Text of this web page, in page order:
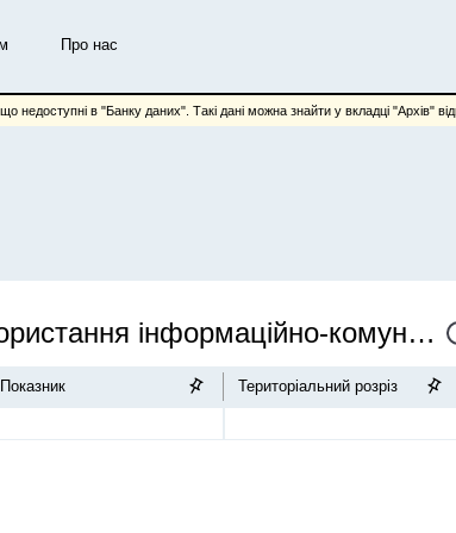
Про нас
недоступні в "Банку даних". Такі дані можна знайти у вкладці "Архів"
Використання інформаційно-комунікаційних технологій на підприємствах
Показник Територіальний розріз